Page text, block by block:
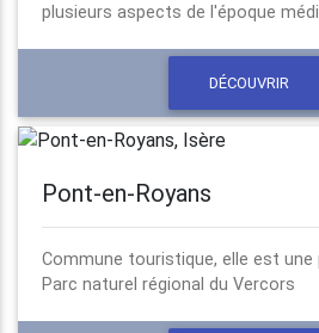
plusieurs aspects de l'époque
DÉCOUVRIR
Pont-en-Royans
Commune touristique, elle est une
Parc naturel régional du Vercors